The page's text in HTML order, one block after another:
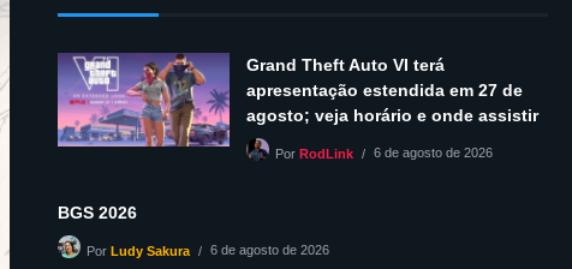
Grand Theft Auto VI terá
apresentação estendida em 27 de
agosto; veja horário e onde assistir
PorRodLink 6 de agosto de 2026
BGS 2026
PorLudy Sakura 6 de agosto de 2026